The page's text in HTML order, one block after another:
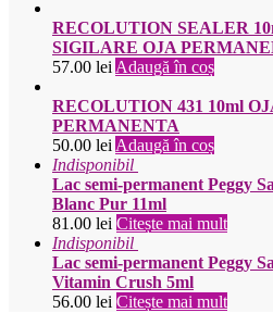
RECOLUTION SEALER
SIGILARE OJA
57.00 lei Adaugă în coș
RECOLUTION 431 10ml
PERMANENTA
50.00 lei Adaugă în coș
Indisponibil
Lac semi-permanent Peggy
Blanc Pur 11ml
81.00 lei Citește mai mult
Indisponibil
Lac semi-permanent Peggy
Vitamin Crush 5ml
56.00 lei Citește mai mult